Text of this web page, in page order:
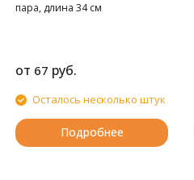
пара, длина 34 см
от 67 руб.
Осталось несколько штук
Подробнее